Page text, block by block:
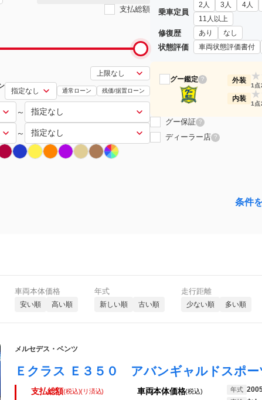
支払総額
通常ローン 残価/据置ローン
～
～
乗車定員
2人 3人 4人
11人以上
修復歴 あり なし
状態評価 車両状態評価書付
グー鑑定 ? 外装 ★
1点
内装 ★
1点
グー保証 ?
ディーラー店 ?
条件
車両本体価格
安い順 高い順
年式
新しい順 古い順
走行距離
少ない順 多い順
メルセデス・ベンツ
支払総額(税込)(リ済込) 車両本体価格(税込) 年式